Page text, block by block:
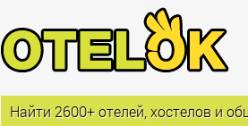
Найти 2600+ отелей, хостелов и